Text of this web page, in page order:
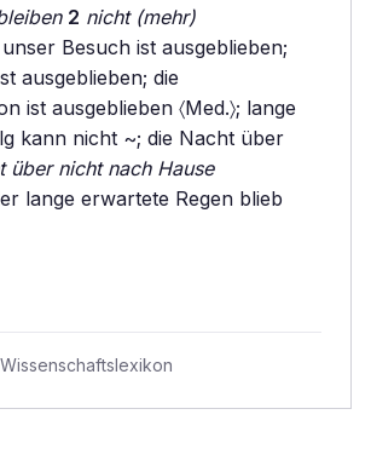
2 nicht (mehr)
Besuch ist ausgeblieben;
ausgeblieben; die
ist ausgeblieben 〈Med.〉; lange
kann nicht ~; die Nacht über
über nicht nach Hause
lange erwartete Regen blieb